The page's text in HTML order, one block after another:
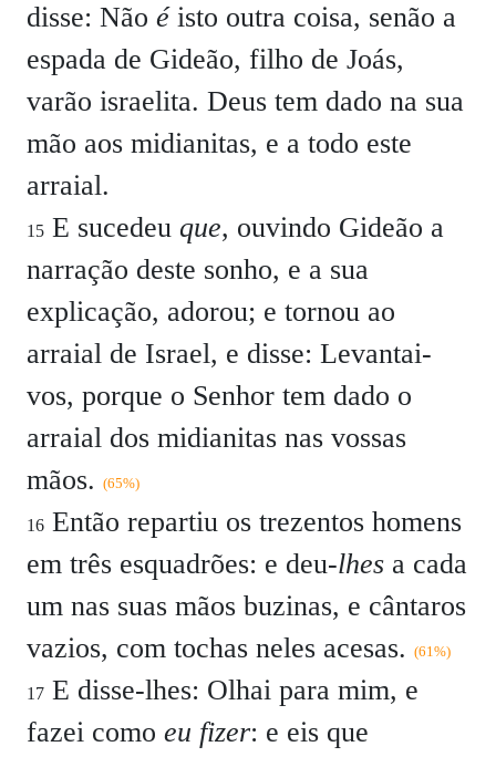
disse: Não éisto outra coisa, senão a
espada de Gideão, filho de Joás,
varão israelita. Deus tem dado na sua
mão aos midianitas, e a todo este
arraial.
15 E sucedeu que, ouvindo Gideão a
narração deste sonho, e a sua
explicação, adorou; e tornou ao
arraial de Israel, e disse: Levantai-
vos, porque o Senhor tem dado o
arraial dos midianitas nas vossas
mãos. (65%)
16 Então repartiu os trezentos homens
em três esquadrões: e deu-lhes a cada
um nas suas mãos buzinas, e cântaros
vazios, com tochas neles acesas. (61%)
17 E disse-lhes: Olhai para mim, e
fazei como eu fizer: e eis que